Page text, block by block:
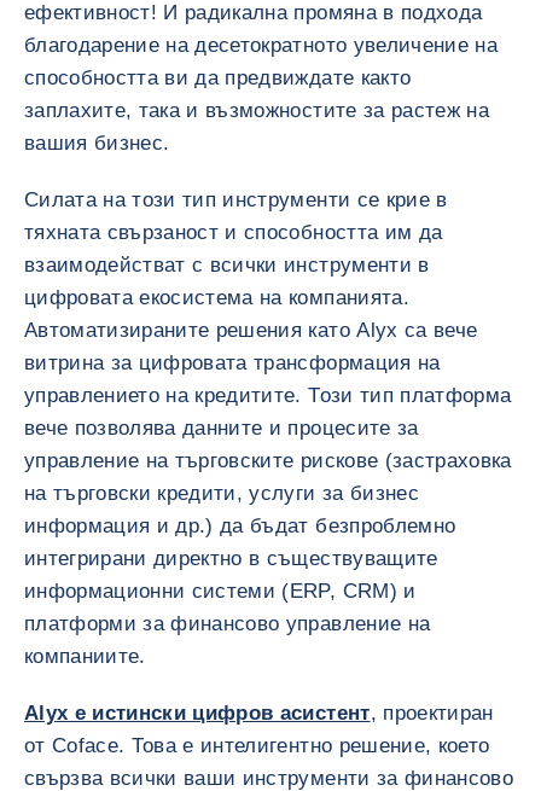
ефективност! И радикална промяна в подхода
благодарение на десетократното увеличение на
способността ви да предвиждате както
заплахите, така и възможностите за растеж на
вашия бизнес.
Силата на този тип инструменти се крие в
тяхната свързаност и способността им да
взаимодействат с всички инструменти в
цифровата екосистема на компанията.
Автоматизираните решения като Alyx са вече
витрина за цифровата трансформация на
управлението на кредитите. Този тип платформа
вече позволява данните и процесите за
управление на търговските рискове (застраховка
на търговски кредити, услуги за бизнес
информация и др.) да бъдат безпроблемно
интегрирани директно в съществуващите
информационни системи (ERP, CRM) и
платформи за финансово управление на
компаниите.
Alyx е истински цифров асистент, проектиран
от Coface. Това е интелигентно решение, което
свързва всички ваши инструменти за финансово